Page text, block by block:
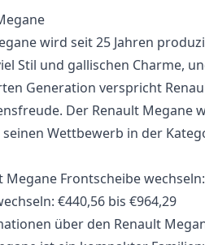
wird seit 25 Jahren
Stil und gallischen Charme,
Generation verspricht
Der Renault Megane
Wettbewerb in der
Megane Frontscheibe wechseln:
€440,56 bis €964,29
über den Renault